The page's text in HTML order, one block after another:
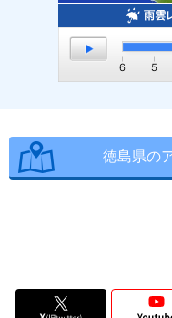
雨雲
徳島県の